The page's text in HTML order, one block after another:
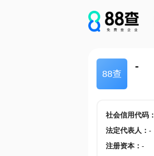
88查
-
社会信用代码：
法定代表人 ： -
注册资本： -